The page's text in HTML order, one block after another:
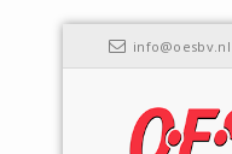
info@oesbv.nl